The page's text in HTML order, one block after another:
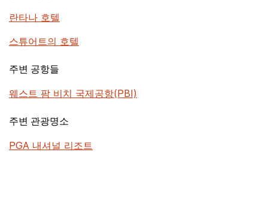
란타나 호텔
스튜어트의 호텔
주변 공항들
웨스트 팜 비치 국제공항(PBI)
주변 관광명소
PGA 내셔널 리조트